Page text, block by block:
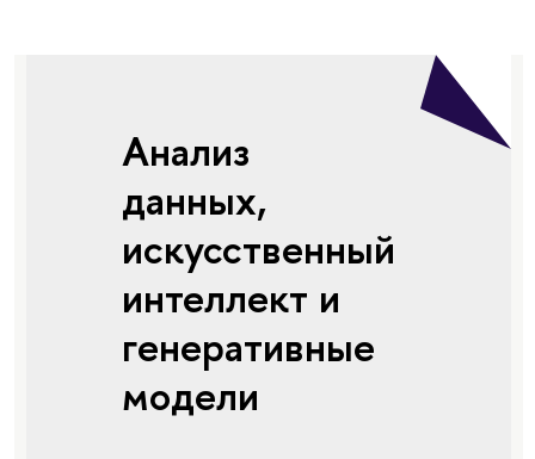
Анализ
данных,
искусственный
интеллект и
генеративные
модели